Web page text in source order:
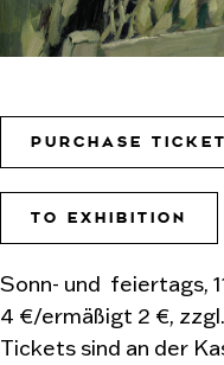
PURCHASE TICKET
TO EXHIBITION
Sonn- und feiertags,
4 €/ermäßigt 2 €,
Tickets sind an der